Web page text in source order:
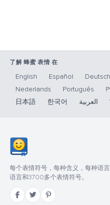
了解 蜂蜜 表情 在
English Español Deutsch
Nederlands
Português
日本語
한국어 العربية
每个表情符号，每种含义，每种语
语言和3700多个表情符号。